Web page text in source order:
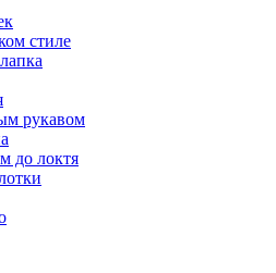
стиле
рукавом
до локтя